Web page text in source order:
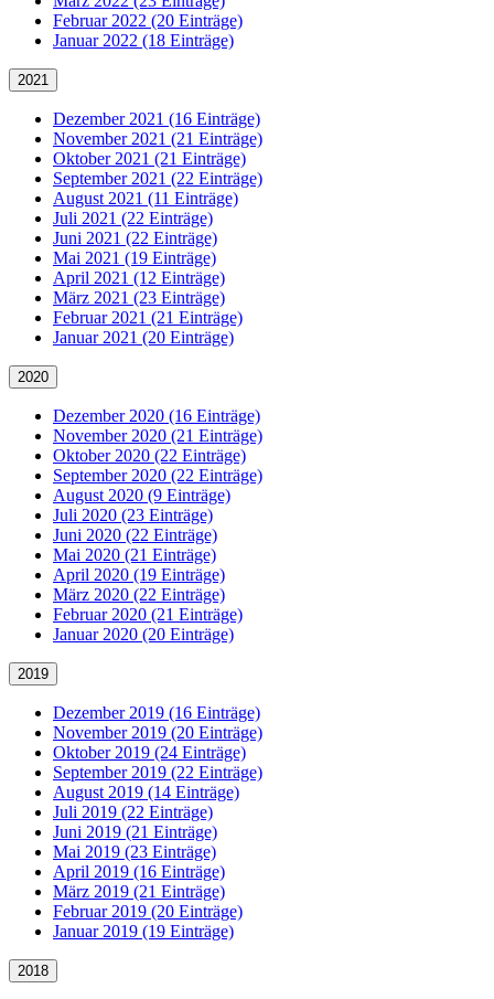
Februar 2022 (20 Einträge)
Januar 2022 (18 Einträge)
2021
Dezember 2021 (16 Einträge)
November 2021 (21 Einträge)
Oktober 2021 (21 Einträge)
September 2021 (22 Einträge)
August 2021 (11 Einträge)
Juli 2021 (22 Einträge)
Juni 2021 (22 Einträge)
Mai 2021 (19 Einträge)
April 2021 (12 Einträge)
März 2021 (23 Einträge)
Februar 2021 (21 Einträge)
Januar 2021 (20 Einträge)
2020
Dezember 2020 (16 Einträge)
November 2020 (21 Einträge)
Oktober 2020 (22 Einträge)
September 2020 (22 Einträge)
August 2020 (9 Einträge)
Juli 2020 (23 Einträge)
Juni 2020 (22 Einträge)
Mai 2020 (21 Einträge)
April 2020 (19 Einträge)
März 2020 (22 Einträge)
Februar 2020 (21 Einträge)
Januar 2020 (20 Einträge)
2019
Dezember 2019 (16 Einträge)
November 2019 (20 Einträge)
Oktober 2019 (24 Einträge)
September 2019 (22 Einträge)
August 2019 (14 Einträge)
Juli 2019 (22 Einträge)
Juni 2019 (21 Einträge)
Mai 2019 (23 Einträge)
April 2019 (16 Einträge)
März 2019 (21 Einträge)
Februar 2019 (20 Einträge)
Januar 2019 (19 Einträge)
2018